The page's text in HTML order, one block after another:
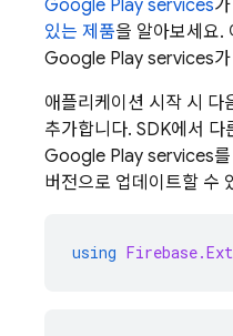
Google Play services
있는 제품을 알아보세요.
Google Play services
애플리케이션 시작 시 다
추가합니다. SDK에서 다
Google Play services
버전으로 업데이트할 수
using